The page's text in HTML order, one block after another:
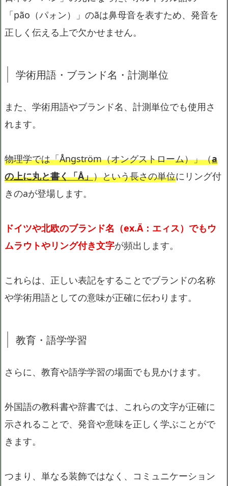
「pão（パォン）」のãは鼻母音を表すため、発音を
正しく伝える上で欠かせません。
学術用語・ブランド名・計測単位
また、学術用語やブランド名、計測単位でも使用さ
れます。
物理学では「Ångström（オングストローム）」（a
の上に丸と書く「Å」）という長さの単位にリング付
きのaが登場します。
ドイツや北欧のブランド名（ex.Ä：エィス）でもウ
ムラウトやリング付き文字が頻出します。
これらは、正しい表記をすることでブランドの名称
や学術用語としての意味が正確に伝わります。
教育・語学学習
さらに、教育や語学学習の場面でも見かけます。
外国語の教科書や辞書では、これらの文字が正確に
示されることで、発音や意味を正しく学ぶことがで
きます。
つまり、単なる装飾ではなく、コミュニケーション